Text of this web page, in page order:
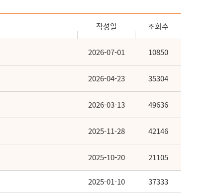
작성일 조회수
2026-07-01 10850
2026-04-23 35304
2026-03-13 49636
2025-11-28 42146
2025-10-20 21105
2025-01-10 37333